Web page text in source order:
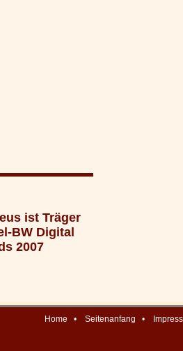
ist Träger
BW Digital
2007
Home • Seitenanfang •